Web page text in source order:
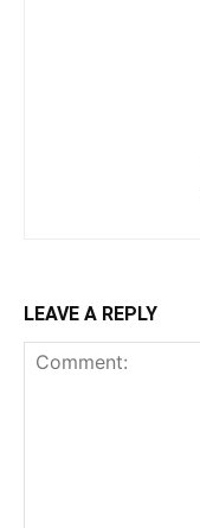
LEAVE A REPLY